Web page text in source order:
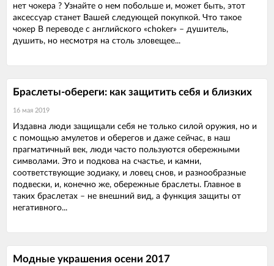
нет чокера ? Узнайте о нем побольше и, может быть, этот
аксессуар станет Вашей следующей покупкой. Что такое
чокер В переводе с английского «choker» – душитель,
душить, но несмотря на столь зловещее...
Браслеты-обереги: как защитить себя и близких
16 мая 2019
Издавна люди защищали себя не только силой оружия, но и
с помощью амулетов и оберегов и даже сейчас, в наш
прагматичный век, люди часто пользуются обережными
символами. Это и подкова на счастье, и камни,
соответствующие зодиаку, и ловец снов, и разнообразные
подвески, и, конечно же, обережные браслеты. Главное в
таких браслетах – не внешний вид, а функция защиты от
негативного...
Модные украшения осени 2017